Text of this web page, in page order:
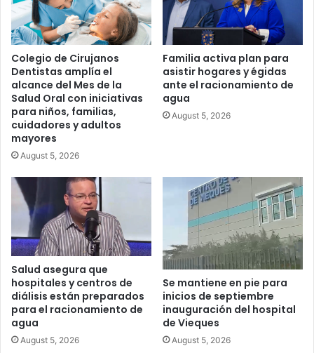
Colegio de Cirujanos
Dentistas amplía el
alcance del Mes de la
Salud Oral con iniciativas
para niños, familias,
cuidadores y adultos
mayores
August 5, 2026
Familia activa plan para
asistir hogares y égidas
ante el racionamiento de
agua
August 5, 2026
Salud asegura que
hospitales y centros de
diálisis están preparados
para el racionamiento de
agua
August 5, 2026
Se mantiene en pie para
inicios de septiembre
inauguración del hospital
de Vieques
August 5, 2026